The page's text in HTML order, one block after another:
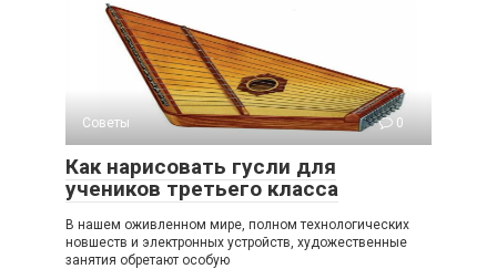
Советы 0
Как нарисовать гусли для
учеников третьего класса
В нашем оживленном мире, полном технологических
новшеств и электронных устройств, художественные
занятия обретают особую